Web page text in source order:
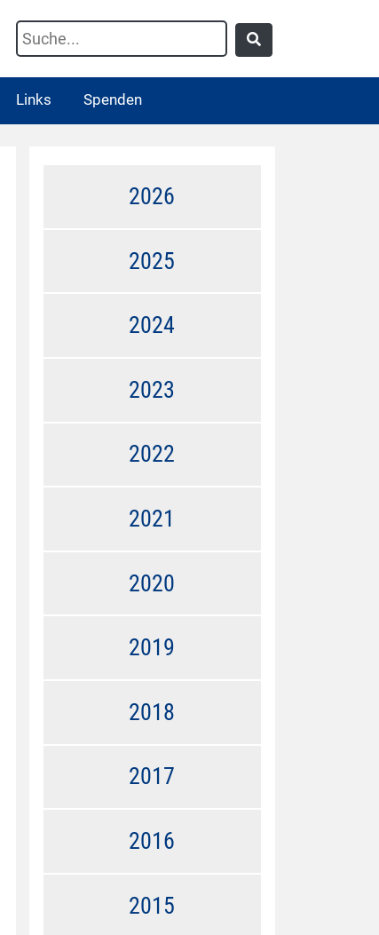
Links Spenden
2026
2025
2024
2023
2022
2021
2020
2019
2018
2017
2016
2015